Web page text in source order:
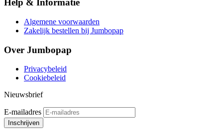
Help & Informatie
Algemene voorwaarden
Zakelijk bestellen bij Jumbopap
Over Jumbopap
Privacybeleid
Cookiebeleid
Nieuwsbrief
E-mailadres
Inschrijven